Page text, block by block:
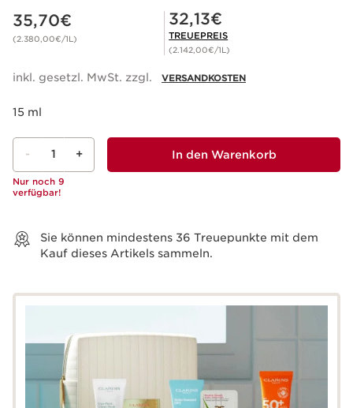
Aktueller Preis 35,70€
35,70€
(2.380,00€/1L)
Mitgliederpreis 32,13€
32,13€
TREUEPREIS
(2.142,00€/1L)
inkl. gesetzl. MwSt. zzgl. VERSANDKOSTEN
15 ml
- 1 +
Nur noch 9
verfügbar!
In den Warenkorb
Sie können mindestens 36 Treuepunkte mit dem
Kauf dieses Artikels sammeln.